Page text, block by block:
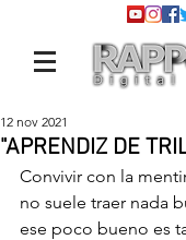
"APRENDIZ DE
12 nov 2021
Convivir con la
no suele traer nada
ese poco bueno es